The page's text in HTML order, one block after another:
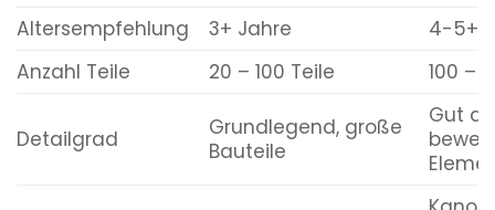
Altersempfehlung
3+ Jahre
4-5+
Anzahl Teile
20 – 100 Teile 100 –
Detailgrad
Grundlegend, große
Bauteile
Gut